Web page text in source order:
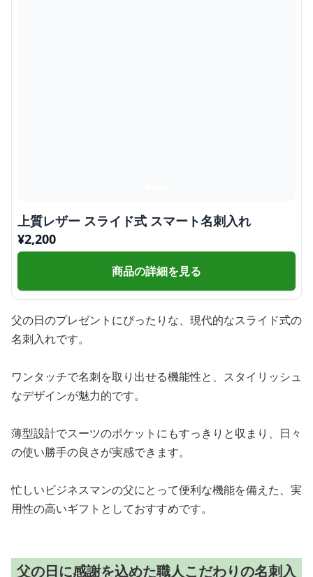
上質レザー スライド式 スマート名刺入れ
¥2,200
商品の詳細を見る
父の日のプレゼントにぴったりな、現代的なスライド式の
名刺入れです。
ワンタッチで名刺を取り出せる機能性と、スタイリッシュ
なデザインが魅力的です。
薄型設計でスーツのポケットにもすっきりと収まり、日々
の使い勝手の良さが実感できます。
忙しいビジネスマンの父にとって便利な機能を備えた、実
用性の高いギフトとしておすすめです。
父の日に感謝を込めた職人こだわりの名刺入